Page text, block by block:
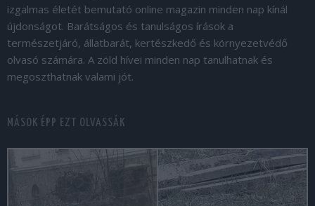
izgalmas életét bemutató online magazin minden nap kínál
újdonságot. Barátságos és tanulságos írások a
természetjáró, állatbarát, kertészkedő és környezetvédő
olvasó számára. A zöld hívei minden nap tanulhatnak és
megoszthatnak valami jót.
MÁSOK ÉPP EZT OLVASSÁK